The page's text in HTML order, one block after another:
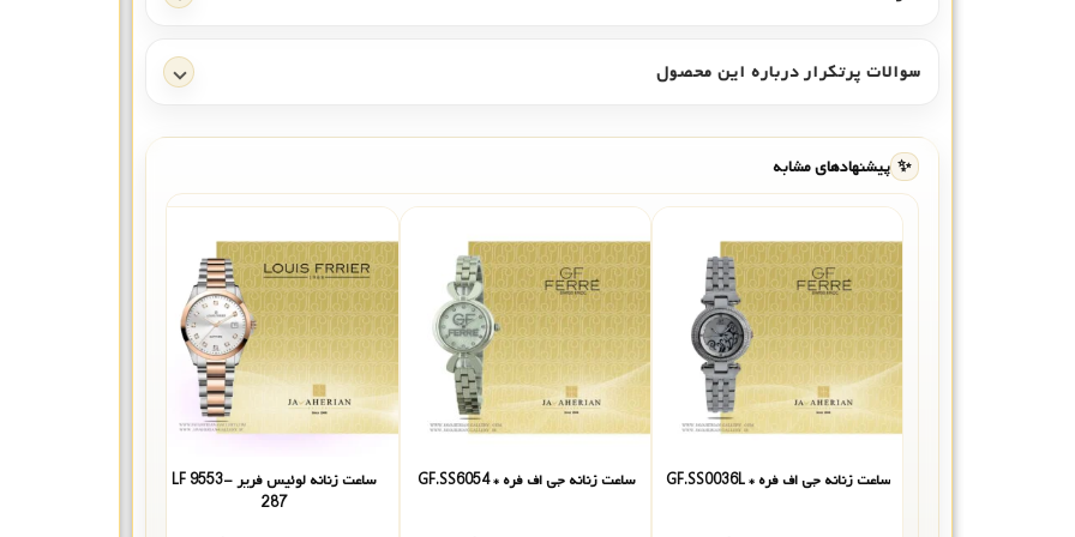
سوالات پرتکرار درباره این محصول
✨ پیشنهادهای مشابه
ساعت زنانه جی اف فره * GF.SS0036L ساعت زنانه جی اف فره * GF.SS6054
ساعت زنانه لوئیس فریر LF 9553-
287